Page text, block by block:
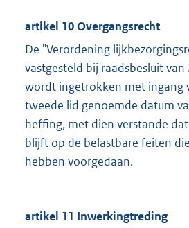
artikel 10 Overgangsrecht
De "Verordening
vastgesteld bij raadsbesluit
wordt ingetrokken met ingang
tweede lid genoemde datum
heffing, met dien verstande
blijft op de belastbare feiten
hebben voorgedaan.
artikel 11 Inwerkingtreding